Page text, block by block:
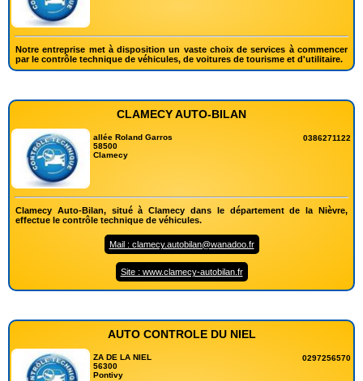
Notre entreprise met à disposition un vaste choix de services à commencer
par le contrôle technique de véhicules, de voitures de tourisme et d'utilitaire.
CLAMECY AUTO-BILAN
allée Roland Garros
58500
Clamecy
0386271122
Clamecy Auto-Bilan, situé à Clamecy dans le département de la Nièvre,
effectue le contrôle technique de véhicules.
Mail : clamecy.autobilan@wanadoo.fr
Site : www.clamecy-autobilan.fr
AUTO CONTROLE DU NIEL
ZA DE LA NIEL
56300
Pontivy
0297256570